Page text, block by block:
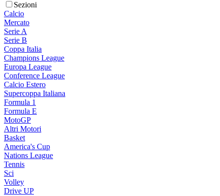
Sezioni
Calcio
Mercato
Serie A
Serie B
Coppa Italia
Champions League
Europa League
Conference League
Calcio Estero
Supercoppa Italiana
Formula 1
Formula E
MotoGP
Altri Motori
Basket
America's Cup
Nations League
Tennis
Sci
Volley
Drive UP